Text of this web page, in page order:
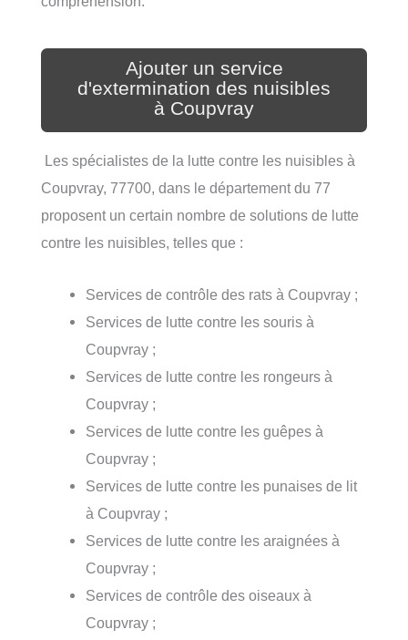
Ajouter un service
d'extermination des nuisibles
à Coupvray
Les spécialistes de la lutte contre les nuisibles à
Coupvray, 77700, dans le département du 77
proposent un certain nombre de solutions de lutte
contre les nuisibles, telles que :
Services de contrôle des rats à Coupvray ;
Services de lutte contre les souris à
Coupvray ;
Services de lutte contre les rongeurs à
Coupvray ;
Services de lutte contre les guêpes à
Coupvray ;
Services de lutte contre les punaises de lit
à Coupvray ;
Services de lutte contre les araignées à
Coupvray ;
Services de contrôle des oiseaux à
Coupvray ;